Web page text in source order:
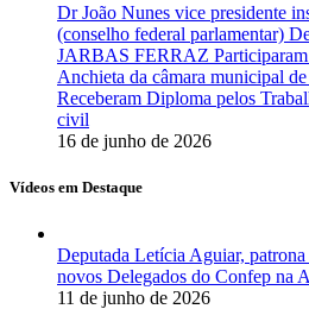
Dr João Nunes vice presidente
(conselho federal parlamentar)
JARBAS FERRAZ
Anchieta da câmara municipal
Receberam Diploma pelos
civil
16 de junho de 2026
Vídeos em Destaque
Deputada Letícia Aguiar,
novos Delegados do Confep na
11 de junho de 2026